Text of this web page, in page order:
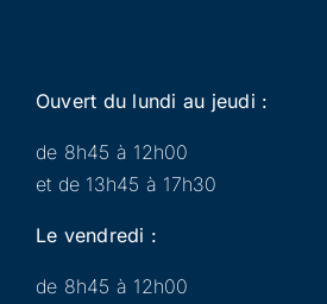
Ouvert du lundi au jeudi :
de 8h45 à 12h00
et de 13h45 à 17h30
Le vendredi :
de 8h45 à 12h00